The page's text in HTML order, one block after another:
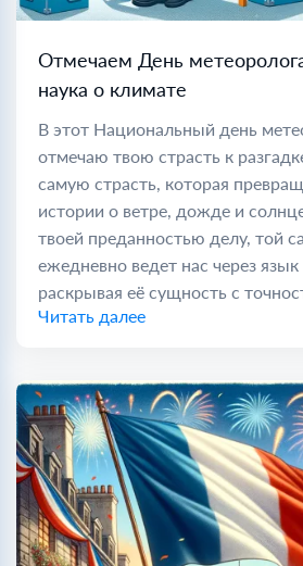
Отмечаем День
наука о климате
В этот Национальный день
отмечаю твою страсть к
самую страсть, которая
истории о ветре, дожде и
твоей преданностью делу, той
ежедневно ведет нас через
раскрывая её сущность с
Читать далее